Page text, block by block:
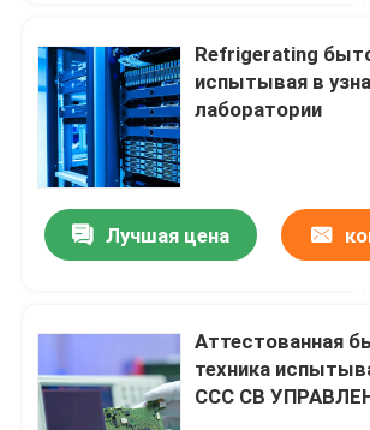
Обслуживание аттестации
Лаборатории путешествуют
свяжитесь мы
Новости
Спросите цитату
Refrigerating
испытывая в
лаборатории
Лучшая цена
Аттестованная
техника
CCC CB